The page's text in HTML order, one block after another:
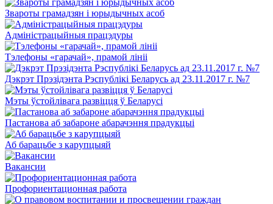
Звароты грамадзян і юрыдычных асоб
Адміністрацыйныя працэдуры
Тэлефоны «гарачай», прамой лініі
Дэкрэт Прэзідэнта Рэспублікі Беларусь ад 23.11.2017 г. №7
Мэты ўстойлівага развіцця ў Беларусі
Пастанова аб забароне абарачэння прадукцыі
Аб барацьбе з карупцыяй
Вакансии
Профориентационная работа